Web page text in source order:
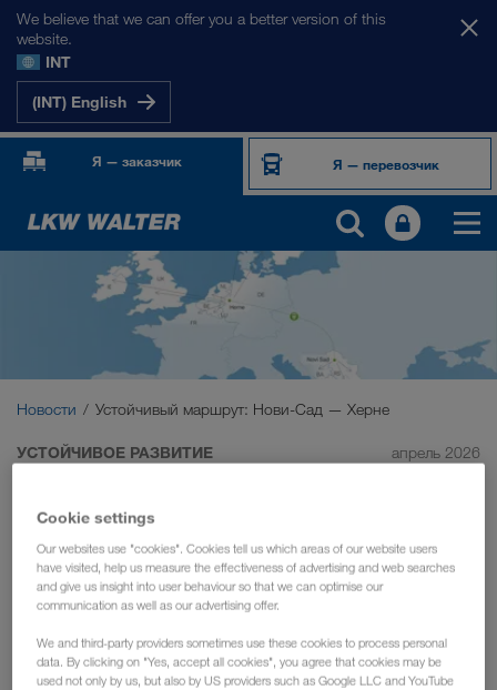
We believe that we can offer you a better version of this
website.
INT
(INT) English
Я — заказчик Я — перевозчик
Новости Устойчивый маршрут: Нови-Сад — Херне
УСТОЙЧИВОЕ РАЗВИТИЕ апрель 2026
маршрут Нови-Сад — Херне:
устойчивый, эффективный и
перспективный
LKW WALTER расширяет свою сетьКомбинированных
Cookie settings
Our websites use "cookies". Cookies tell us which areas of our website users
have visited, help us measure the effectiveness of advertising and web searches
and give us insight into user behaviour so that we can optimise our
communication as well as our advertising offer.
We and third-party providers sometimes use these cookies to process personal
data. By clicking on "Yes, accept all cookies", you agree that cookies may be
used not only by us, but also by US providers such as Google LLC and YouTube